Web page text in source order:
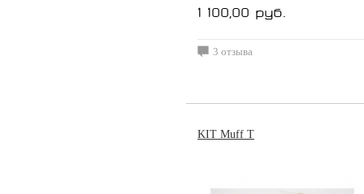
1 100,00 руб.
3 отзыва
KIT Muff T